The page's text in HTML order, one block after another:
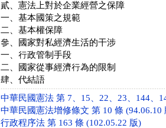
貳、憲法上對於企業經營之保障
一、基本國策之規範
二、基本權保障
參、國家對私經濟生活的干涉
一、行政管制手段
二、國家從事經濟行為的限制
肆、代結語
中華民國憲法 第 7、15、22、23、144、
中華民國憲法增修條文 第 10 條 (94.06.10
行政程序法 第 163 條 (102.05.22 版)